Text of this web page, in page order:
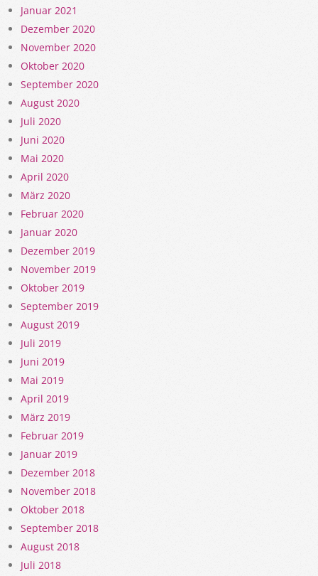
Januar 2021
Dezember 2020
November 2020
Oktober 2020
September 2020
August 2020
Juli 2020
Juni 2020
Mai 2020
April 2020
März 2020
Februar 2020
Januar 2020
Dezember 2019
November 2019
Oktober 2019
September 2019
August 2019
Juli 2019
Juni 2019
Mai 2019
April 2019
März 2019
Februar 2019
Januar 2019
Dezember 2018
November 2018
Oktober 2018
September 2018
August 2018
Juli 2018